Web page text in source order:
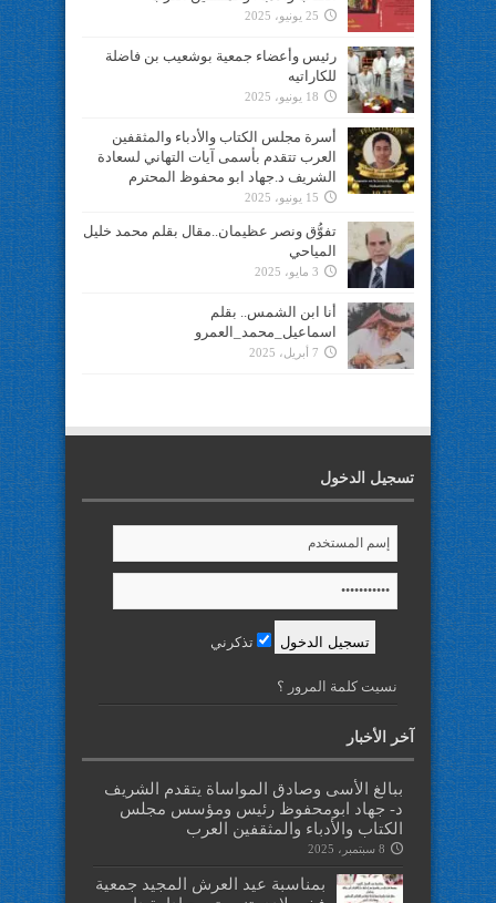
25 يونيو، 2025
رئيس وأعضاء جمعية بوشعيب بن فاضلة
للكاراتيه
18 يونيو، 2025
أسرة مجلس الكتاب والأدباء والمثقفين
العرب تتقدم بأسمى آيات التهاني لسعادة
الشريف د.جهاد ابو محفوظ المحترم
15 يونيو، 2025
تفوُّق ونصر عظيمان..مقال بقلم محمد خليل
المياحي
3 مايو، 2025
أنا ابن الشمس.. بقلم
اسماعيل_محمد_العمرو
7 أبريل، 2025
تسجيل الدخول
تذكرني
نسيت كلمة المرور ؟
آخر الأخبار
ببالغ الأسى وصادق المواساة يتقدم الشريف
د- جهاد ابومحفوظ رئيس ومؤسس مجلس
الكتاب والأدباء والمثقفين العرب
8 سبتمبر، 2025
بمناسبة عيد العرش المجيد جمعية